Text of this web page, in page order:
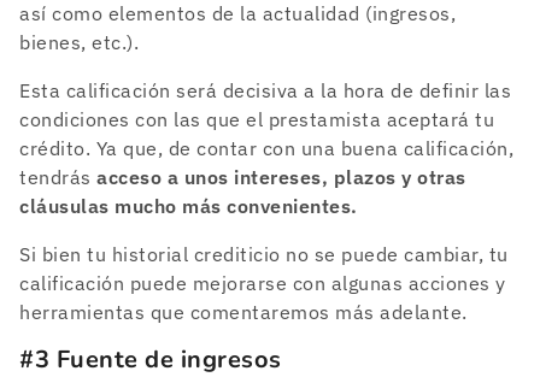
así como elementos de la actualidad (ingresos,
bienes, etc.).
Esta calificación será decisiva a la hora de definir las
condiciones con las que el prestamista aceptará tu
crédito. Ya que, de contar con una buena calificación,
tendrás acceso a unos intereses, plazos y otras
cláusulas mucho más convenientes.
Si bien tu historial crediticio no se puede cambiar, tu
calificación puede mejorarse con algunas acciones y
herramientas que comentaremos más adelante.
#3 Fuente de ingresos